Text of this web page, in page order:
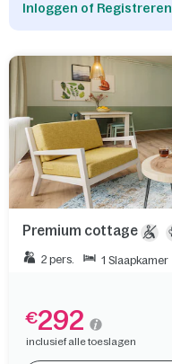
Inloggen of Registreren
Premium cottage
2 pers. 1 Slaapkamer
€292
inclusief alle toeslagen